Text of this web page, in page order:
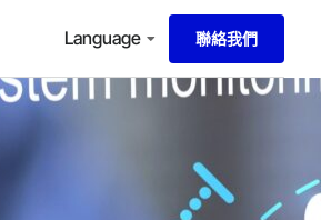
Language 聯絡我們